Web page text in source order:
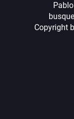
Copyright